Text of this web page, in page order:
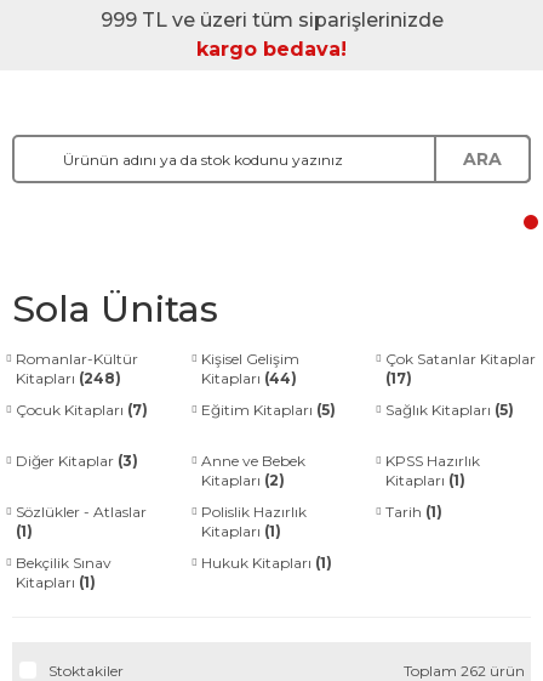
999 TL ve üzeri tüm siparişlerinizde
kargo bedava!
ARA
Sola Ünitas
Romanlar-Kültür
Kitapları (248)
Kişisel Gelişim
Kitapları (44)
Çok Satanlar Kitaplar
(17)
Çocuk Kitapları (7) Eğitim Kitapları (5) Sağlık Kitapları (5)
Diğer Kitaplar (3)
Anne ve Bebek
Kitapları (2)
KPSS Hazırlık
Kitapları (1)
Sözlükler - Atlaslar
(1)
Polislik Hazırlık
Kitapları (1)
Tarih (1)
Bekçilik Sınav
Kitapları (1)
Hukuk Kitapları (1)
Stoktakiler Toplam 262 ürün